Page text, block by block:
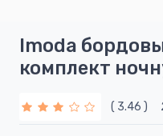
Imoda
комплект
( 3.46 )